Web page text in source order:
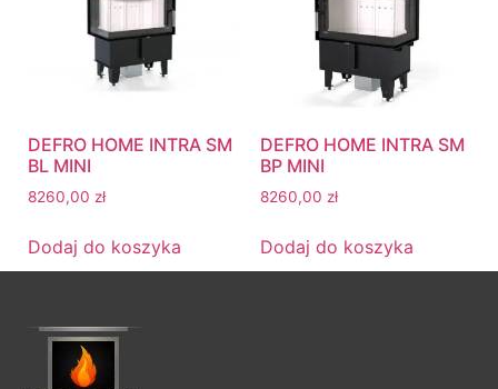
DEFRO HOME INTRA SM
BL MINI
8260,00 zł
Dodaj do koszyka
DEFRO HOME INTRA SM
BP MINI
8260,00 zł
Dodaj do koszyka